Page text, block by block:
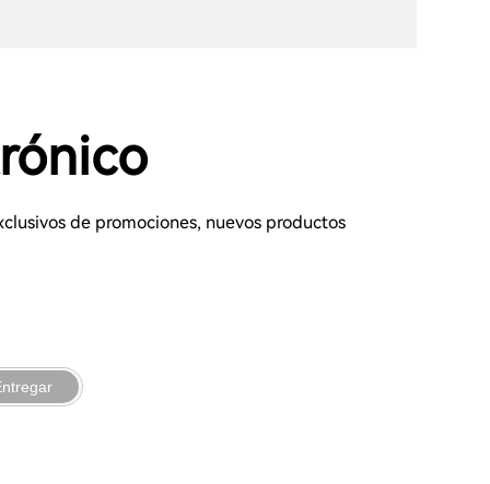
de promociones, nuevos productos